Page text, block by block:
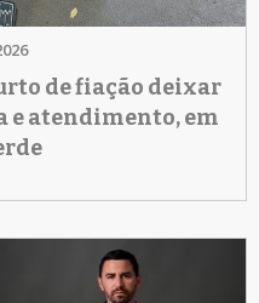
de fiação deixar
e atendimento, em